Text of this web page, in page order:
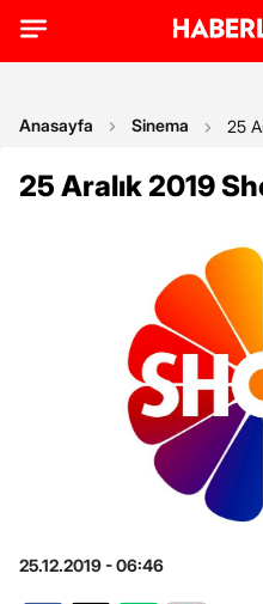
Anasayfa Sinema 25
25 Aralık 2019
25.12.2019 - 06:46